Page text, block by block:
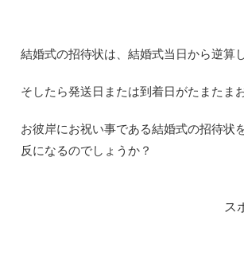
結婚式の招待状は、結婚式当日から逆算
そしたら発送日または到着日がたまたま
お彼岸にお祝い事である結婚式の招待状
反になるのでしょうか？
ス